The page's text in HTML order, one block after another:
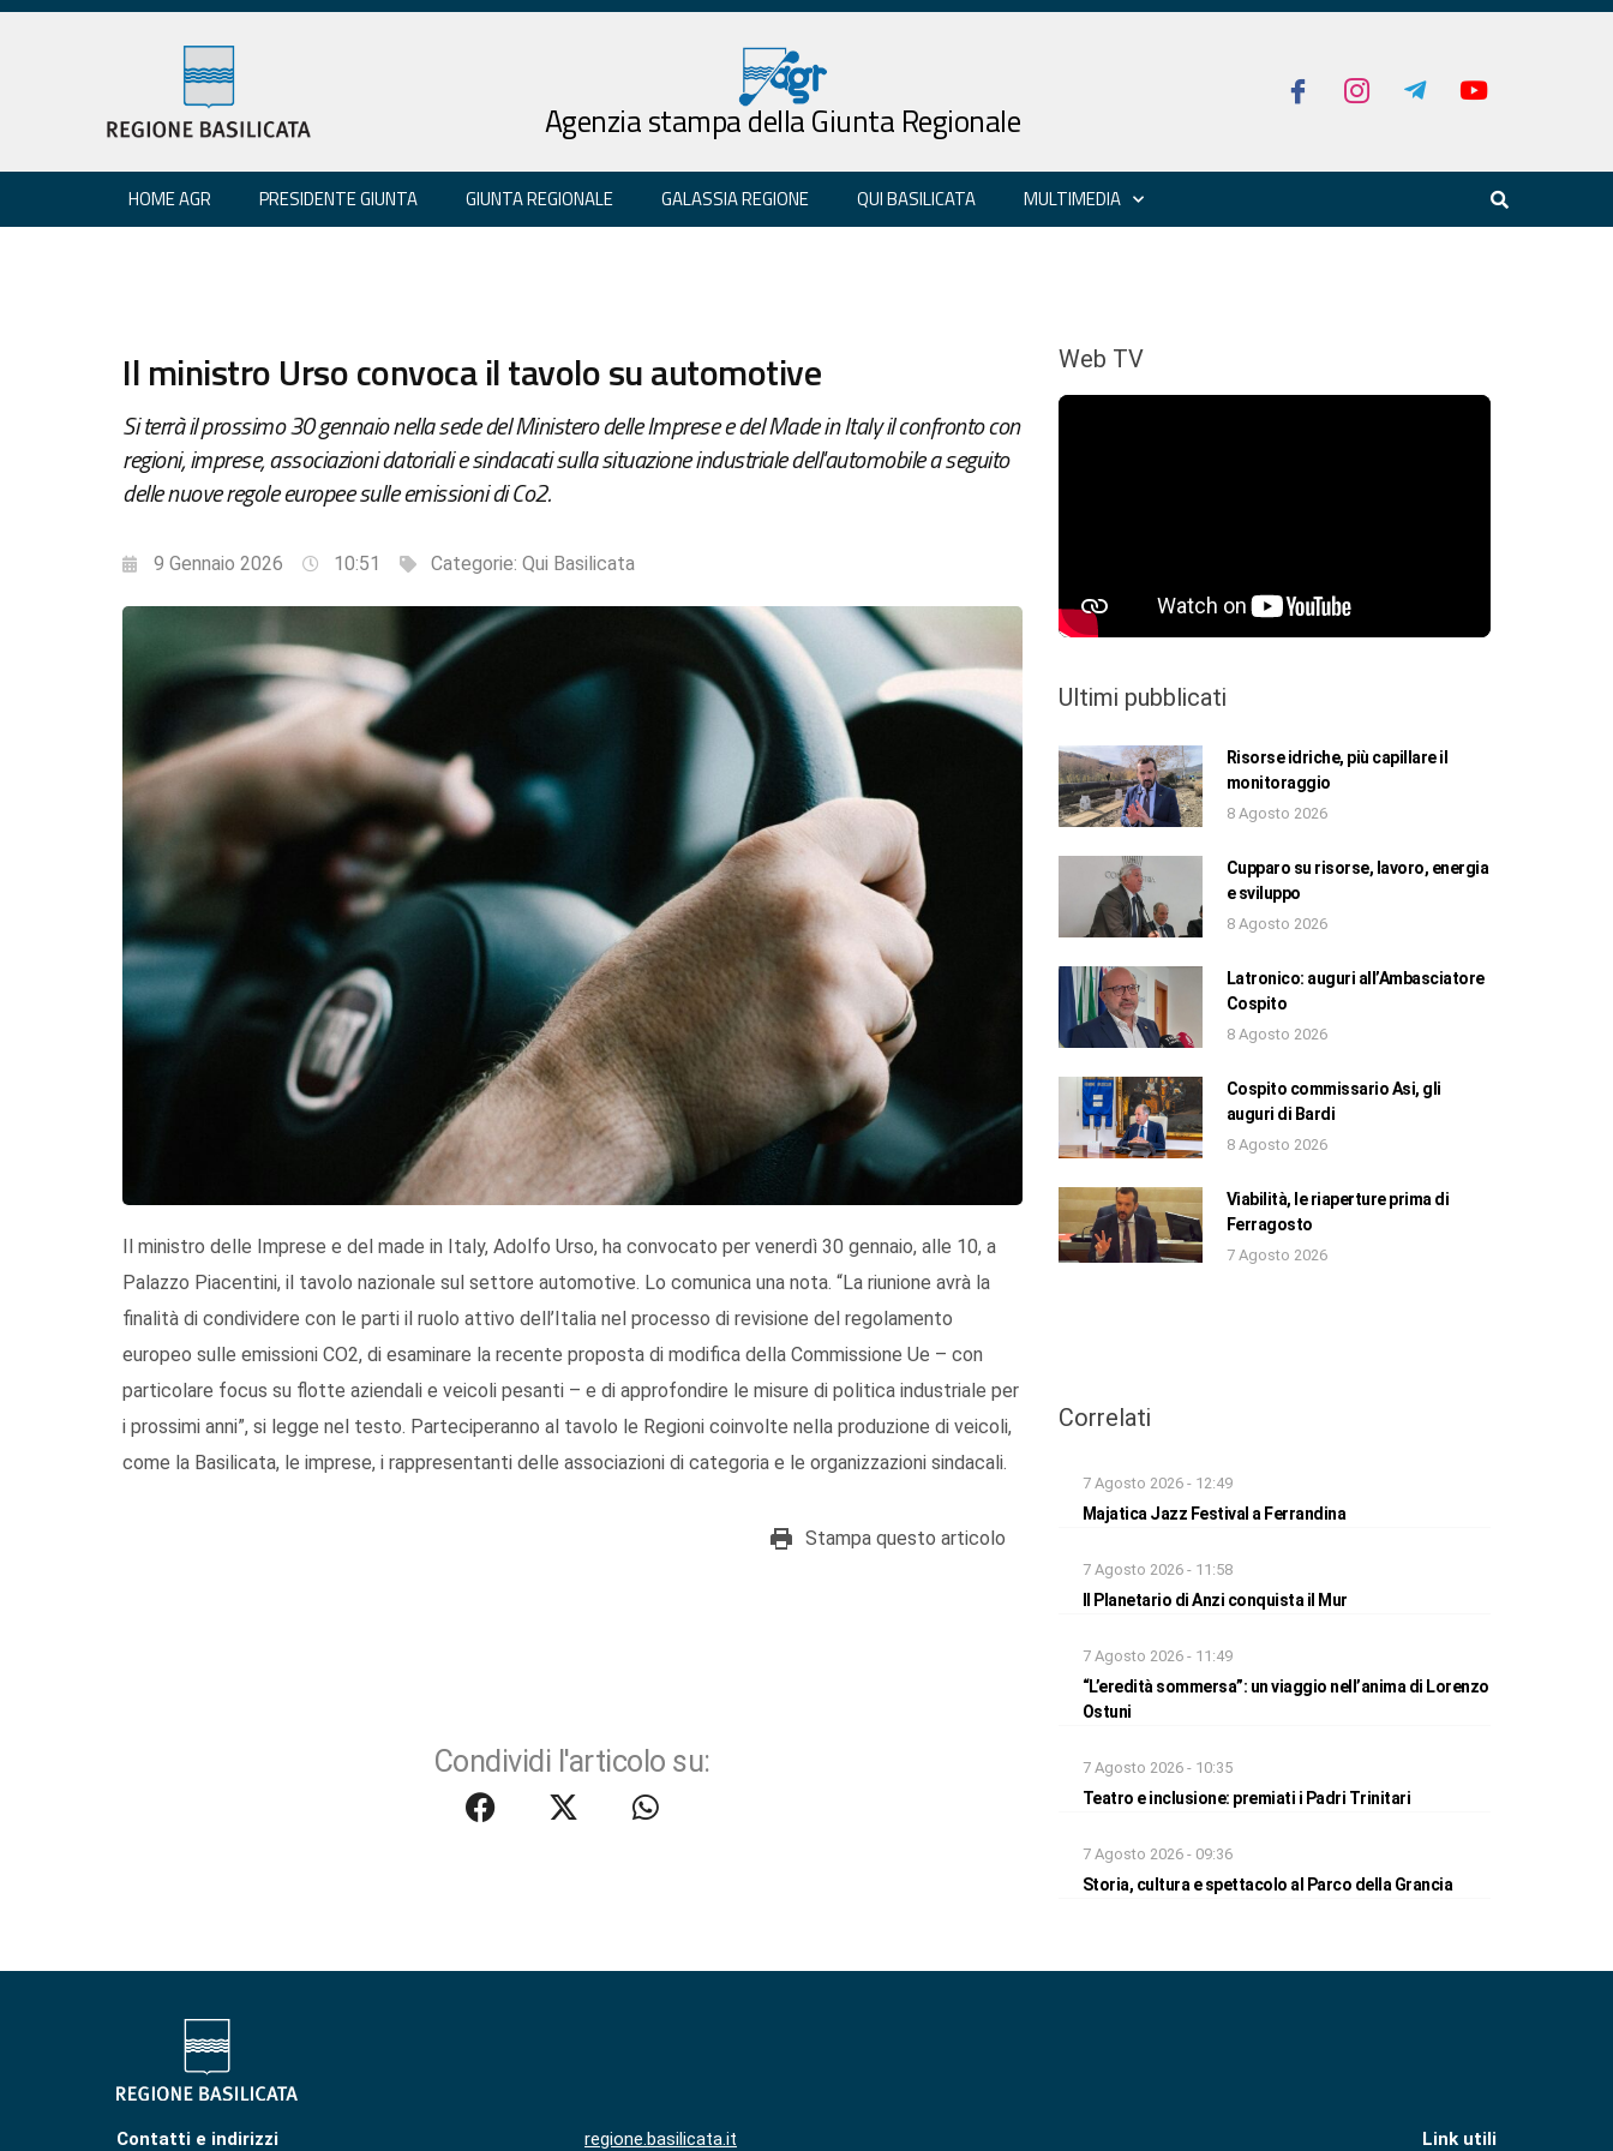
Agenzia stampa della Giunta Regionale
HOME AGR PRESIDENTE GIUNTA GIUNTA REGIONALE GALASSIA REGIONE QUI BASILICATA MULTIMEDIA
Il ministro Urso convoca il tavolo su automotive
Si terrà il prossimo 30 gennaio nella sede del Ministero delle Imprese e del Made in Italy il confronto con
regioni, imprese, associazioni datoriali e sindacati sulla situazione industriale dell'automobile a seguito
delle nuove regole europee sulle emissioni di Co2.
9 Gennaio 2026 10:51 Categorie: Qui Basilicata
Il ministro delle Imprese e del made in Italy, Adolfo Urso, ha convocato per venerdì 30 gennaio, alle 10, a
Palazzo Piacentini, il tavolo nazionale sul settore automotive. Lo comunica una nota. “La riunione avrà la
finalità di condividere con le parti il ruolo attivo dell’Italia nel processo di revisione del regolamento
europeo sulle emissioni CO2, di esaminare la recente proposta di modifica della Commissione Ue – con
particolare focus su flotte aziendali e veicoli pesanti – e di approfondire le misure di politica industriale per
i prossimi anni”, si legge nel testo. Parteciperanno al tavolo le Regioni coinvolte nella produzione di veicoli,
come la Basilicata, le imprese, i rappresentanti delle associazioni di categoria e le organizzazioni sindacali.
Stampa questo articolo
Condividi l'articolo su:
Web TV
Ultimi pubblicati
Risorse idriche, più capillare il
monitoraggio
8 Agosto 2026
Cupparo su risorse, lavoro, energia
e sviluppo
8 Agosto 2026
Latronico: auguri all’Ambasciatore
Cospito
8 Agosto 2026
Cospito commissario Asi, gli
auguri di Bardi
8 Agosto 2026
Viabilità, le riaperture prima di
Ferragosto
7 Agosto 2026
Correlati
7 Agosto 2026 - 12:49
Majatica Jazz Festival a Ferrandina
7 Agosto 2026 - 11:58
Il Planetario di Anzi conquista il Mur
7 Agosto 2026 - 11:49
“L’eredità sommersa”: un viaggio nell’anima di Lorenzo
Ostuni
7 Agosto 2026 - 10:35
Teatro e inclusione: premiati i Padri Trinitari
7 Agosto 2026 - 09:36
Storia, cultura e spettacolo al Parco della Grancia
Contatti e indirizzi regione.basilicata.it Link utili